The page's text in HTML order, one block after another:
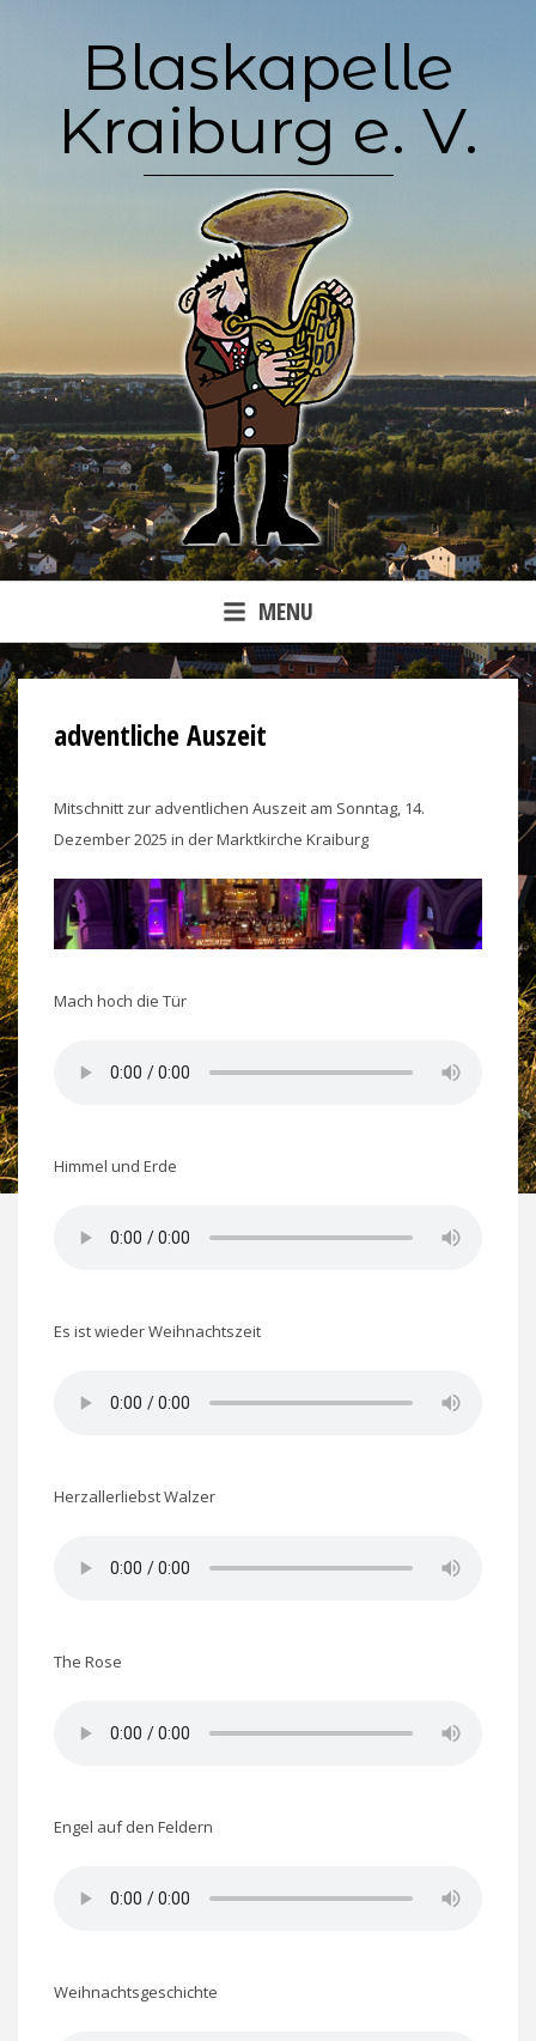
Blaskapelle
Kraiburg e. V.
MENU
adventliche Auszeit
Mitschnitt zur adventlichen Auszeit am Sonntag, 14.
Dezember 2025 in der Marktkirche Kraiburg
Mach hoch die Tür
Himmel und Erde
Es ist wieder Weihnachtszeit
Herzallerliebst Walzer
The Rose
Engel auf den Feldern
Weihnachtsgeschichte